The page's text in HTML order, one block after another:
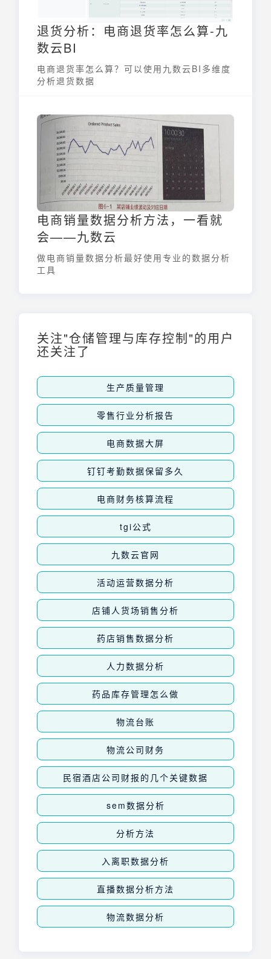
退货分析：电商退货率怎么算-九
数云BI
电商退货率怎么算？可以使用九数云BI多维度
分析退货数据
电商销量数据分析方法，一看就
会——九数云
做电商销量数据分析最好使用专业的数据分析
工具
关注"仓储管理与库存控制"的用户
还关注了
生产质量管理
零售行业分析报告
电商数据大屏
钉钉考勤数据保留多久
电商财务核算流程
tgi公式
九数云官网
活动运营数据分析
店铺人货场销售分析
药店销售数据分析
人力数据分析
药品库存管理怎么做
物流台账
物流公司财务
民宿酒店公司财报的几个关键数据
sem数据分析
分析方法
入离职数据分析
直播数据分析方法
物流数据分析